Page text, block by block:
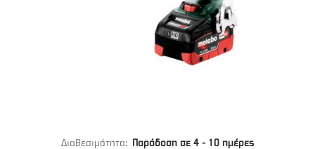
Διαθεσιμότητα: Παράδοση σε 4 - 10 ημέρες